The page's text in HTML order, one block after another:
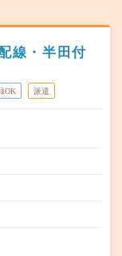
線・半田付
OK 派遣